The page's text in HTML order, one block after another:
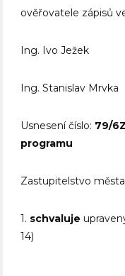
ověřovatele zápisů
Ing. Ivo Ježek
Ing. Stanislav Mrvka
Usnesení číslo: 79/
programu
Zastupitelstvo
1. schvaluje
14)